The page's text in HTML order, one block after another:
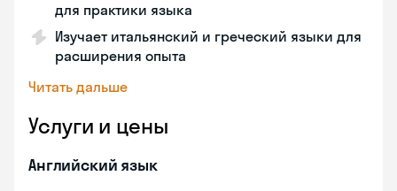
для практики языка
Изучает итальянский и греческий языки для
расширения опыта
Читать дальше
Услуги и цены
Английский язык